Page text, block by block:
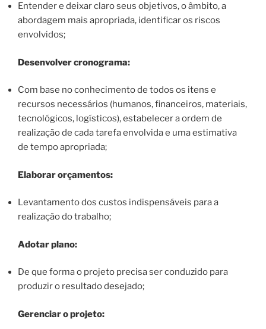
Entender e deixar claro seus objetivos, o âmbito, a
abordagem mais apropriada, identificar os riscos
envolvidos;
Desenvolver cronograma:
Com base no conhecimento de todos os itens e
recursos necessários (humanos, financeiros, materiais,
tecnológicos, logísticos), estabelecer a ordem de
realização de cada tarefa envolvida e uma estimativa
de tempo apropriada;
Elaborar orçamentos:
Levantamento dos custos indispensáveis para a
realização do trabalho;
Adotar plano:
De que forma o projeto precisa ser conduzido para
produzir o resultado desejado;
Gerenciar o projeto: